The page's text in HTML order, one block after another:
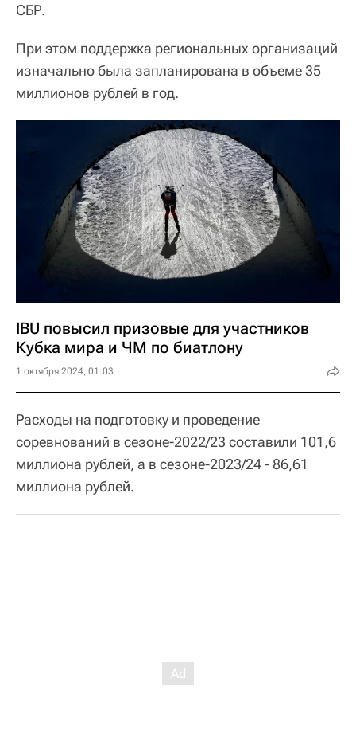
СБР.
При этом поддержка региональных организаций
изначально была запланирована в объеме 35
миллионов рублей в год.
IBU повысил призовые для участников
Кубка мира и ЧМ по биатлону
1 октября 2024, 01:03
Расходы на подготовку и проведение
соревнований в сезоне-2022/23 составили 101,6
миллиона рублей, а в сезоне-2023/24 - 86,61
миллиона рублей.